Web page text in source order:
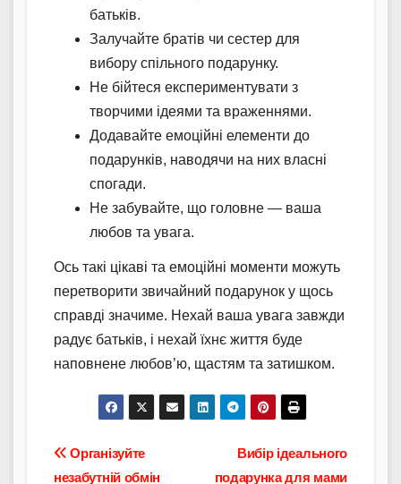
батьків.
Залучайте братів чи сестер для
вибору спільного подарунку.
Не бійтеся експериментувати з
творчими ідеями та враженнями.
Додавайте емоційні елементи до
подарунків, наводячи на них власні
спогади.
Не забувайте, що головне — ваша
любов та увага.
Ось такі цікаві та емоційні моменти можуть
перетворити звичайний подарунок у щось
справді значиме. Нехай ваша увага завжди
радує батьків, і нехай їхнє життя буде
наповнене любов’ю, щастям та затишком.
Навігація
Вибір ідеального
подарунка для мами
Організуйте
незабутній обмін